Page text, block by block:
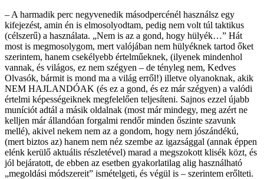
– A harmadik perc negyvenedik másodpercénél használsz egy
kifejezést, amin én is elmosolyodtam, pedig nem volt túl taktikus
(célszerű) a használata. „Nem is az a gond, hogy hülyék…” Hát
most is megmosolygom, mert valójában nem hülyéknek tartod őket
szerintem, hanem csekélyebb értelműeknek, (ilyenek mindenhol
vannak, és világos, ez nem szégyen – de tényleg nem, Kedves
Olvasók, bármit is mond ma a világ erről!) illetve olyanoknak, akik
NEM HAJLANDÓAK (és ez a gond, és ez már szégyen) a valódi
értelmi képességeiknek megfelelően teljesíteni. Sajnos ezzel újabb
muníciót adtál a másik oldalnak (most már mindegy, meg azért ne
kelljen már állandóan forgalmi rendőr minden őszinte szavunk
mellé), akivel nekem nem az a gondom, hogy nem jószándékú,
(mert biztos az) hanem nem néz szembe az igazsággal (annak éppen
elénk kerülő aktuális részletével) marad a megszokott klisék közt, és
jól bejáratott, de ebben az esetben gyakorlatilag alig használható
„megoldási módszereit” ismételgeti, és végül is – szerintem erőlteti.